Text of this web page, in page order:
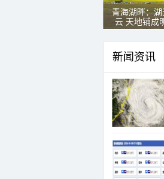
青海湖畔：湖
云 天地铺成
新闻资讯